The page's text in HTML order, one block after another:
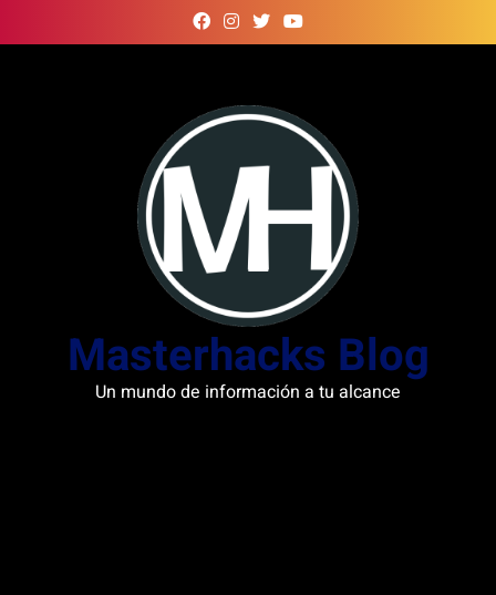
to
Masterhacks Blog
Un mundo de información a tu alcance